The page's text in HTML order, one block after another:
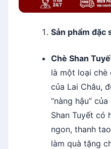
Sản phẩm đặc
Chè Shan
là một loại chè
của Lai Châu,
“nàng hậu”
Shan Tuyết có
ngon, thanh
làm quà tặng